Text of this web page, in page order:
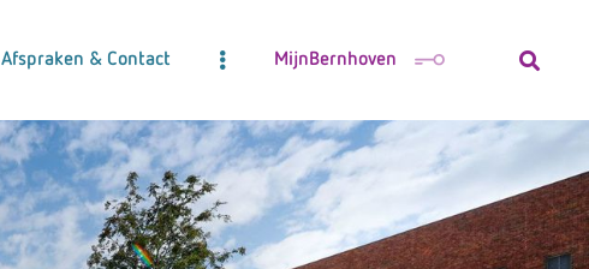
Afspraken & Contact MijnBernhoven